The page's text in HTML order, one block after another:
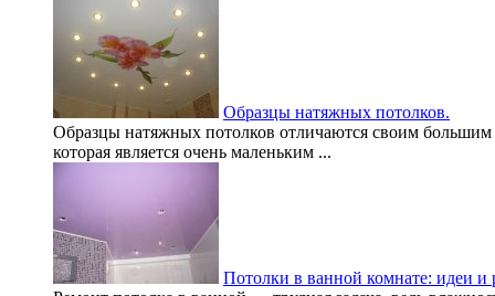
Образцы натяжных потолков.
Образцы натяжных потолков отличаются своим
которая является очень маленьким ...
Потолки в ванной комнате: идеи и